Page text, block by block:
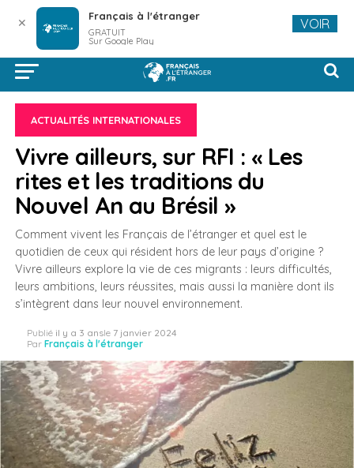
ACTUALITÉS INTERNATIONALES
Vivre ailleurs, sur RFI : « Les
rites et les traditions du
Nouvel An au Brésil »
Comment vivent les Français de l’étranger et quel est le
quotidien de ceux qui résident hors de leur pays d’origine ?
Vivre ailleurs explore la vie de ces migrants : leurs difficultés,
leurs ambitions, leurs réussites, mais aussi la manière dont ils
s’intègrent dans leur nouvel environnement.
Publié il y a 3 ansle 7 janvier 2024
Par Français à l'étranger
✕ Français à l'étranger
GRATUIT
Sur Google Play
VOIR